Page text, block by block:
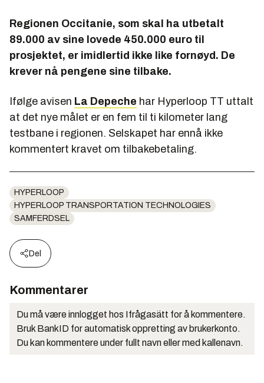
Regionen Occitanie, som skal ha utbetalt
89.000 av sine lovede 450.000 euro til
prosjektet, er imidlertid ikke like fornøyd. De
krever nå pengene sine tilbake.
Ifølge avisen La Depeche har Hyperloop TT uttalt
at det nye målet er en fem til ti kilometer lang
testbane i regionen. Selskapet har ennå ikke
kommentert kravet om tilbakebetaling.
HYPERLOOP
HYPERLOOP TRANSPORTATION TECHNOLOGIES
SAMFERDSEL
Del
Kommentarer
Du må være innlogget hos Ifrågasätt for å kommentere.
Bruk BankID for automatisk oppretting av brukerkonto.
Du kan kommentere under fullt navn eller med kallenavn.